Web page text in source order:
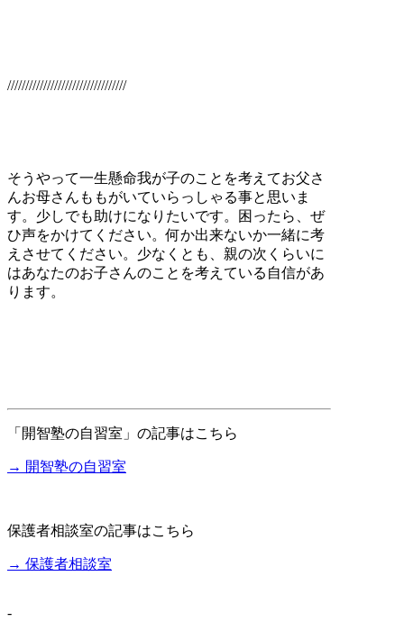
/////////////////////////////////
そうやって一生懸命我が子のことを考えてお父さ
んお母さんももがいていらっしゃる事と思いま
す。少しでも助けになりたいです。困ったら、ぜ
ひ声をかけてください。何か出来ないか一緒に考
えさせてください。少なくとも、親の次くらいに
はあなたのお子さんのことを考えている自信があ
ります。
「開智塾の自習室」の記事はこちら
→ 開智塾の自習室
保護者相談室の記事はこちら
→ 保護者相談室
-